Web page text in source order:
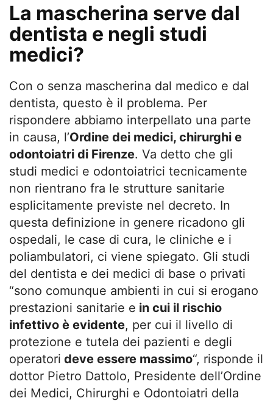
La mascherina serve dal
dentista e negli studi
medici?
Con o senza mascherina dal medico e dal
dentista, questo è il problema. Per
rispondere abbiamo interpellato una parte
in causa, l’Ordine dei medici, chirurghi e
odontoiatri di Firenze. Va detto che gli
studi medici e odontoiatrici tecnicamente
non rientrano fra le strutture sanitarie
esplicitamente previste nel decreto. In
questa definizione in genere ricadono gli
ospedali, le case di cura, le cliniche e i
poliambulatori, ci viene spiegato. Gli studi
del dentista e dei medici di base o privati
“sono comunque ambienti in cui si erogano
prestazioni sanitarie e in cui il rischio
infettivo è evidente, per cui il livello di
protezione e tutela dei pazienti e degli
operatori deve essere massimo“, risponde il
dottor Pietro Dattolo, Presidente dell’Ordine
dei Medici, Chirurghi e Odontoiatri della